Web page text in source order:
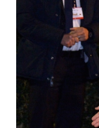
Cultura
Economia
Sport
PODCAST
NEWSLETTER